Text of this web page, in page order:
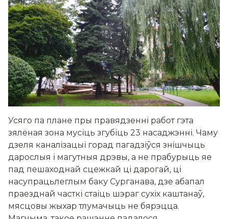
Усяго па плане пры правядзенні работ гэта
зялёная зона мусіць згубіць 23 насаджэнні. Чаму
дзеля каналізацыі горад пагадзіўся знішчыць
дарослыя і магутныя дрэвы, а не прабурыць яе
пад пешаходнай сцежкай ці дарогай, ці
насупрацьлеглым баку Сурганава, дзе абапал
праезднай часткі стаіць шэраг сухіх каштанаў,
мясцовы жыхар тлумачыць не бярэцца.